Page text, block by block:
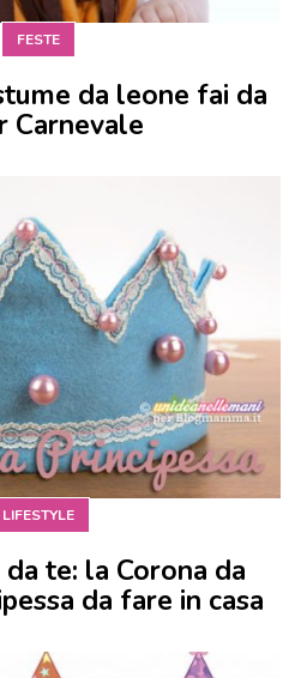
FESTE
da leone fai da
Carnevale
LIFESTYLE
te: la Corona da
da fare in casa